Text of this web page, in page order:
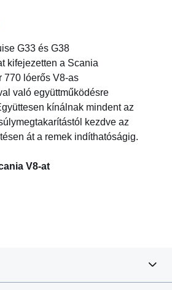
G33 és G38
kifejezetten a Scania
770 lóerős V8-as
való együttműködésre
kínálnak mindent az
kezdve az
át a remek indíthatóságig.
V8-at